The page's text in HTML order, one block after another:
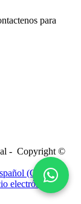
para
- Copyright ©
(CO)
electrónico de